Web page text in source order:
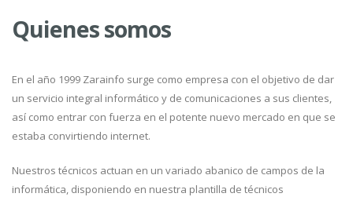
Quienes somos
En el año 1999 Zarainfo surge como empresa con el objetivo de dar
un servicio integral informático y de comunicaciones a sus clientes,
así como entrar con fuerza en el potente nuevo mercado en que se
estaba convirtiendo internet.
Nuestros técnicos actuan en un variado abanico de campos de la
informática, disponiendo en nuestra plantilla de técnicos